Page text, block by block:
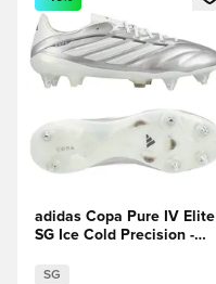
adidas Copa Pure IV Elite
SG Ice Cold Precision -
Μεταλλικό/Νυχτερινό
SG